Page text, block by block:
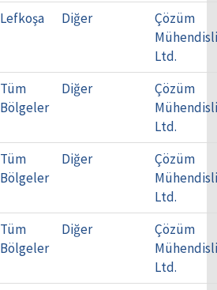
Lefkoşa Diğer
Çözüm
Ltd.
Tüm
Bölgeler
Diğer
Çözüm
Ltd.
Tüm
Bölgeler
Diğer
Çözüm
Ltd.
Tüm
Bölgeler
Diğer
Çözüm
Ltd.